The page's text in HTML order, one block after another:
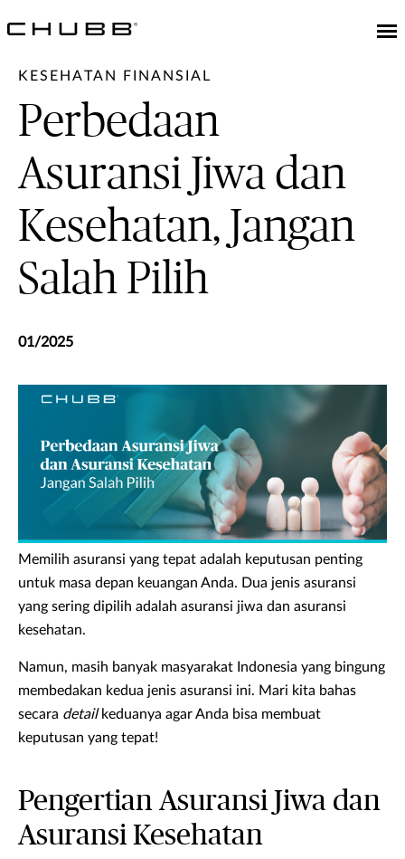
KESEHATAN FINANSIAL
Perbedaan
Asuransi Jiwa dan
Kesehatan, Jangan
Salah Pilih
01/2025
Memilih asuransi yang tepat adalah keputusan penting
untuk masa depan keuangan Anda. Dua jenis asuransi
yang sering dipilih adalah asuransi jiwa dan asuransi
kesehatan.
Namun, masih banyak masyarakat Indonesia yang bingung
membedakan kedua jenis asuransi ini. Mari kita bahas
secara detail keduanya agar Anda bisa membuat
keputusan yang tepat!
Pengertian Asuransi Jiwa dan
Asuransi Kesehatan